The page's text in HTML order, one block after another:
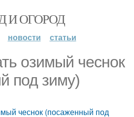
И ОГОРОД
новости статьи
озимый чеснок
под зиму)
чеснок (посаженный под